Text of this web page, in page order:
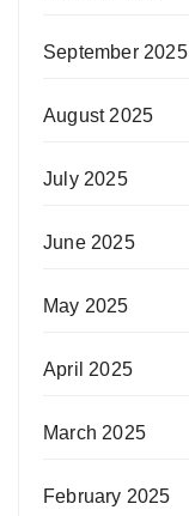
September 2025
August 2025
July 2025
June 2025
May 2025
April 2025
March 2025
February 2025